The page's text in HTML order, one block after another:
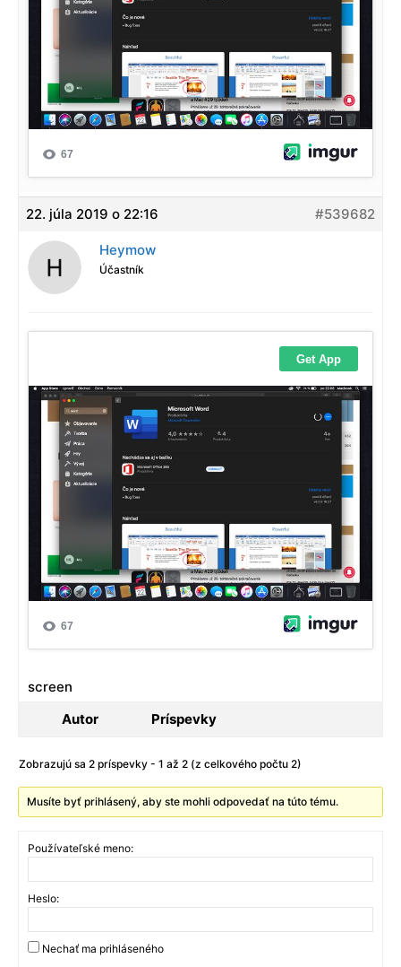
22. júla 2019 o 22:16 #539682
Heymow
Účastník
screen
Autor
Príspevky
Zobrazujú sa 2 príspevky - 1 až 2 (z celkového počtu 2)
Musíte byť prihlásený, aby ste mohli odpovedať na túto tému.
Používateľské meno:
Heslo:
Nechať ma prihláseného